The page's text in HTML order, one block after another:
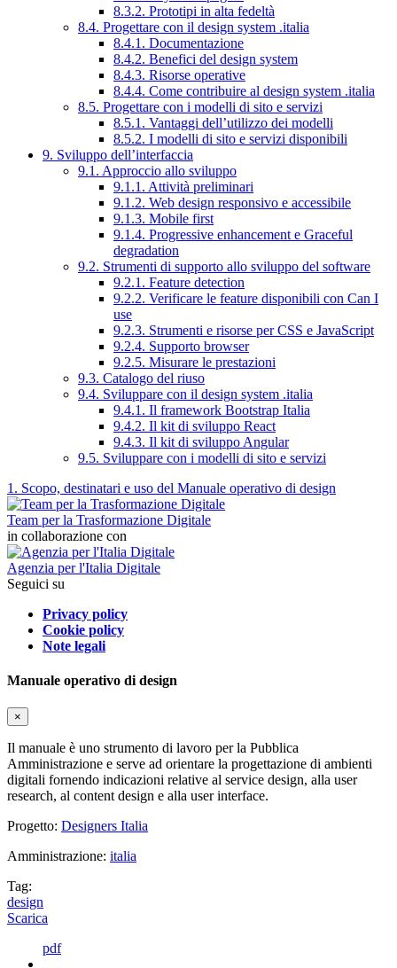
8.3.2. Prototipi in alta fedeltà
8.4. Progettare con il design system .italia
8.4.1. Documentazione
8.4.2. Benefici del design system
8.4.3. Risorse operative
8.4.4. Come contribuire al design system .italia
8.5. Progettare con i modelli di sito e servizi
8.5.1. Vantaggi dell’utilizzo dei modelli
8.5.2. I modelli di sito e servizi disponibili
9. Sviluppo dell’interfaccia
9.1. Approccio allo sviluppo
9.1.1. Attività preliminari
9.1.2. Web design responsivo e accessibile
9.1.3. Mobile first
9.1.4. Progressive enhancement e Graceful
degradation
9.2. Strumenti di supporto allo sviluppo del software
9.2.1. Feature detection
9.2.2. Verificare le feature disponibili con Can I
use
9.2.3. Strumenti e risorse per CSS e JavaScript
9.2.4. Supporto browser
9.2.5. Misurare le prestazioni
9.3. Catalogo del riuso
9.4. Sviluppare con il design system .italia
9.4.1. Il framework Bootstrap Italia
9.4.2. Il kit di sviluppo React
9.4.3. Il kit di sviluppo Angular
9.5. Sviluppare con i modelli di sito e servizi
1. Scopo, destinatari e uso del Manuale operativo di design
Team per la Trasformazione Digitale
in collaborazione con
Agenzia per l'Italia Digitale
Seguici su
Privacy policy
Cookie policy
Note legali
Manuale operativo di design
×
Il manuale è uno strumento di lavoro per la Pubblica
Amministrazione e serve ad orientare la progettazione di ambienti
digitali fornendo indicazioni relative al service design, alla user
research, al content design e alla user interface.
Progetto: Designers Italia
Amministrazione: italia
Tag:
design
Scarica
pdf